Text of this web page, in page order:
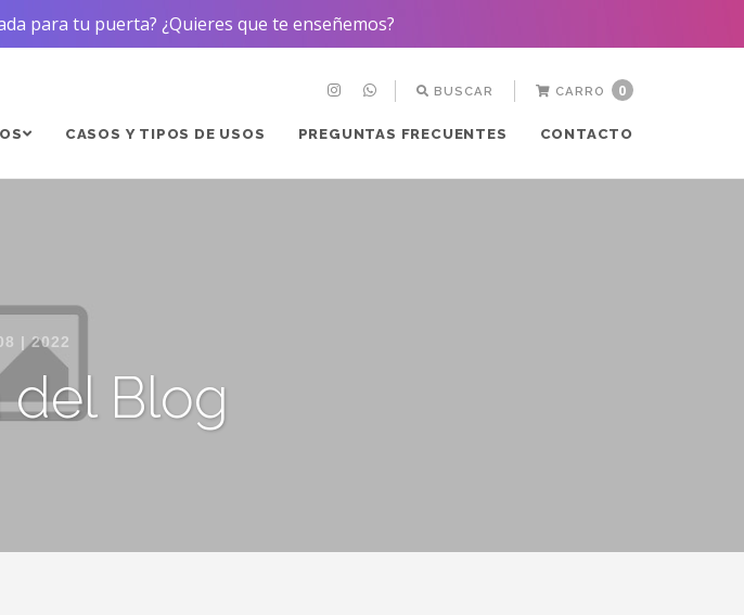
para tu puerta? ¿Quieres que te enseñemos?
BUSCAR CARRO 0
CASOS Y TIPOS DE USOS PREGUNTAS FRECUENTES CONTACTO
| 2022
del Blog